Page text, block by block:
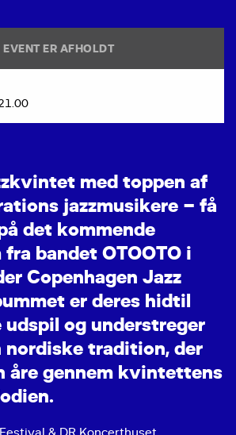
EVENT ER AFHOLDT
zkvintet med toppen af
ations jazzmusikere – få
å det kommende
fra bandet OTOOTO i
er Copenhagen Jazz
ummet er deres hidtil
udspil og understreger
nordiske tradition, der
åre gennem kvintettens
odien.
& DR Koncerthuset